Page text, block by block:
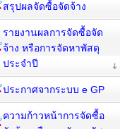
สรุปผลจัดซื้อจัดจ้าง
รายงานผลการจัดซื้อจัด
จ้าง หรือการจัดหาพัสดุ
ประจำปี
ประกาศจากระบบ e GP
ความก้าวหน้าการจัดซื้อ